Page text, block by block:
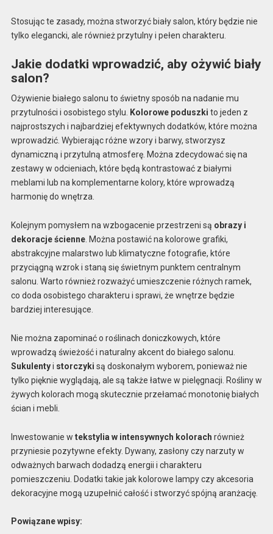
Stosując te zasady, można stworzyć biały salon, który będzie nie
tylko elegancki, ale również przytulny i pełen charakteru.
Jakie dodatki wprowadzić, aby ożywić biały
salon?
Ożywienie białego salonu to świetny sposób na nadanie mu
przytulności i osobistego stylu. Kolorowe poduszki to jeden z
najprostszych i najbardziej efektywnych dodatków, które można
wprowadzić. Wybierając różne wzory i barwy, stworzysz
dynamiczną i przytulną atmosferę. Można zdecydować się na
zestawy w odcieniach, które będą kontrastować z białymi
meblami lub na komplementarne kolory, które wprowadzą
harmonię do wnętrza.
Kolejnym pomysłem na wzbogacenie przestrzeni są obrazy i
dekoracje ścienne. Można postawić na kolorowe grafiki,
abstrakcyjne malarstwo lub klimatyczne fotografie, które
przyciągną wzrok i staną się świetnym punktem centralnym
salonu. Warto również rozważyć umieszczenie różnych ramek,
co doda osobistego charakteru i sprawi, że wnętrze będzie
bardziej interesujące.
Nie można zapominać o roślinach doniczkowych, które
wprowadzą świeżość i naturalny akcent do białego salonu.
Sukulentyi storczyki są doskonałym wyborem, ponieważ nie
tylko pięknie wyglądają, ale są także łatwe w pielęgnacji. Rośliny w
żywych kolorach mogą skutecznie przełamać monotonię białych
ścian i mebli.
Inwestowanie w tekstylia w intensywnych kolorach również
przyniesie pozytywne efekty. Dywany, zasłony czy narzuty w
odważnych barwach dodadzą energii i charakteru
pomieszczeniu. Dodatki takie jak kolorowe lampy czy akcesoria
dekoracyjne mogą uzupełnić całość i stworzyć spójną aranżację.
Powiązane wpisy: